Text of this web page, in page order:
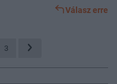
Válasz erre
3